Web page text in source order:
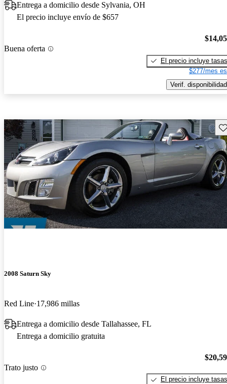
Entrega a domicilio desde Sylvania, OH
El precio incluye envío de $657
Buena oferta
El precio incluye tasas
$277/mes
Verif. disponibilidad
2008 Saturn Sky
Red Line 17,986 millas
Entrega a domicilio desde Tallahassee, FL
Entrega a domicilio gratuita
Trato justo
El precio incluye tasas